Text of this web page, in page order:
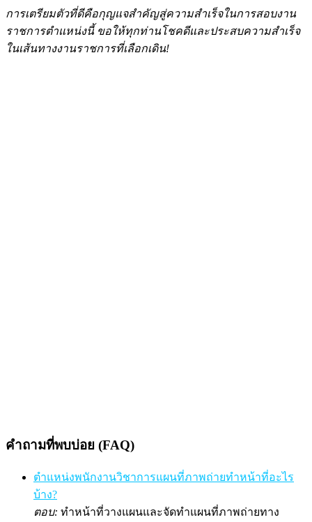
การเตรียมตัวที่ดีคือกุญแจสำคัญสู่ความสำเร็จในการสอบงาน
ราชการตำแหน่งนี้ ขอให้ทุกท่านโชคดีและประสบความสำเร็จ
ในเส้นทางงานราชการที่เลือกเดิน!
คำถามที่พบบ่อย (FAQ)
ตำแหน่งพนักงานวิชาการแผนที่ภาพถ่ายทำหน้าที่อะไร
บ้าง?
ตอบ: ทำหน้าที่วางแผนและจัดทำแผนที่ภาพถ่ายทาง